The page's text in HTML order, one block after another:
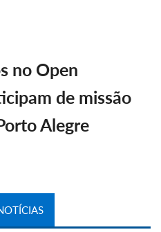
no Open
de missão
Alegre